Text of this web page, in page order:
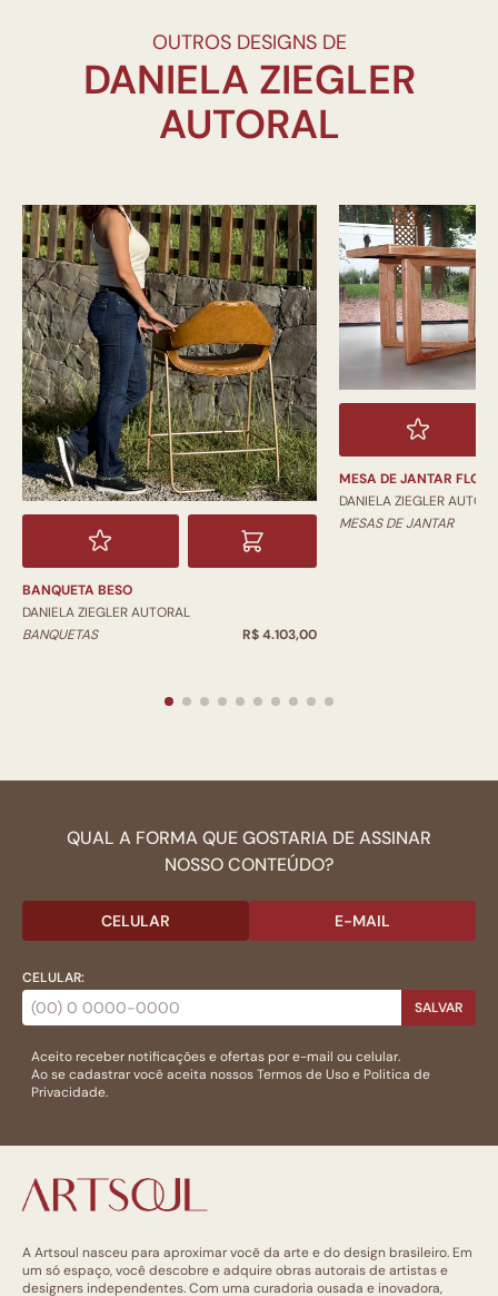
OUTROS DESIGNS DE
DANIELA ZIEGLER
BANQUETA BESO
DANIELA ZIEGLER AUTORAL
BANQUETAS
R$ 4.103,00
MESA DE JANTAR
DANIELA ZIEGLER
MESAS DE JANTAR
QUAL A FORMA QUE GOSTARIA DE ASSINAR
NOSSO CONTEÚDO?
CELULAR E-MAIL
CELULAR:
SALVAR
Aceito receber notificações e ofertas por e-mail ou celular.
Ao se cadastrar você aceita nossosTermos de Usoe Politica de
Privacidade.
A Artsoul nasceu para aproximar você da arte e do design brasileiro. Em
um só espaço, você descobre e adquire obras autorais de artistas e
designers independentes. Com uma curadoria ousada e inovadora,